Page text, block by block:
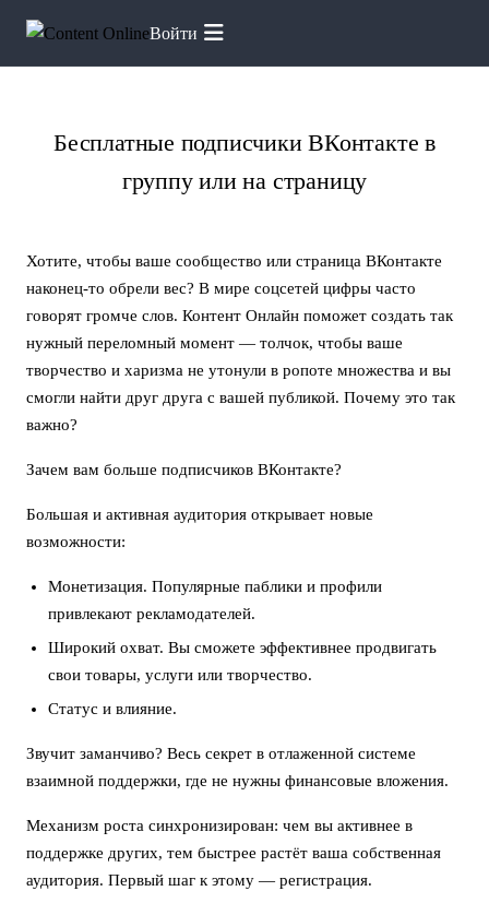
Войти
Бесплатные подписчики ВКонтакте в
группу или на страницу
Хотите, чтобы ваше сообщество или страница ВКонтакте
наконец-то обрели вес? В мире соцсетей цифры часто
говорят громче слов. Контент Онлайн поможет создать так
нужный переломный момент — толчок, чтобы ваше
творчество и харизма не утонули в ропоте множества и вы
смогли найти друг друга с вашей публикой. Почему это так
важно?
Зачем вам больше подписчиков ВКонтакте?
Большая и активная аудитория открывает новые
возможности:
Монетизация. Популярные паблики и профили
привлекают рекламодателей.
Широкий охват. Вы сможете эффективнее продвигать
свои товары, услуги или творчество.
Статус и влияние.
Звучит заманчиво? Весь секрет в отлаженной системе
взаимной поддержки, где не нужны финансовые вложения.
Механизм роста синхронизирован: чем вы активнее в
поддержке других, тем быстрее растёт ваша собственная
аудитория. Первый шаг к этому — регистрация.